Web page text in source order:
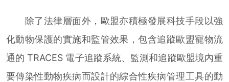
除了法律層面外，歐盟亦積極發展科技手段以強
化動物保護的實施和監管效果，包含追蹤歐盟寵物流
通的 TRACES 電子追蹤系統、監測和追蹤歐盟境內重
要傳染性動物疾病而設計的綜合性疾病管理工具的動